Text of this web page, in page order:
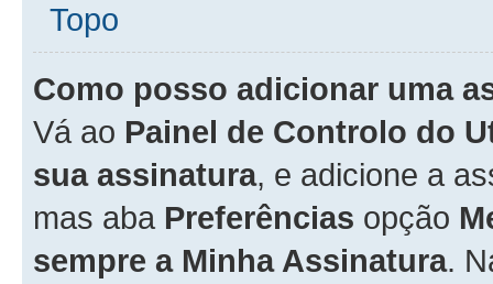
Topo
Como posso adicionar uma
Vá ao Painel de Controlo do
sua assinatura, e adicione a
mas aba Preferências opção
sempre a Minha Assinatura.